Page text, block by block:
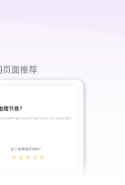
情况下作录像，
人不知情的情况
律责任？
行为的责任？